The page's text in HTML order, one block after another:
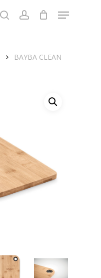
searchaccount
Menu
BAYBA CLEAN